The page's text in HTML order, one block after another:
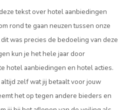
tekst over hotel aanbiedingen
rond te gaan neuzen tussen onze
was precies de bedoeling van deze
kun je het hele jaar door
hotel aanbiedingen en hotel acties.
zelf wat jij betaalt voor jouw
het op tegen andere bieders en